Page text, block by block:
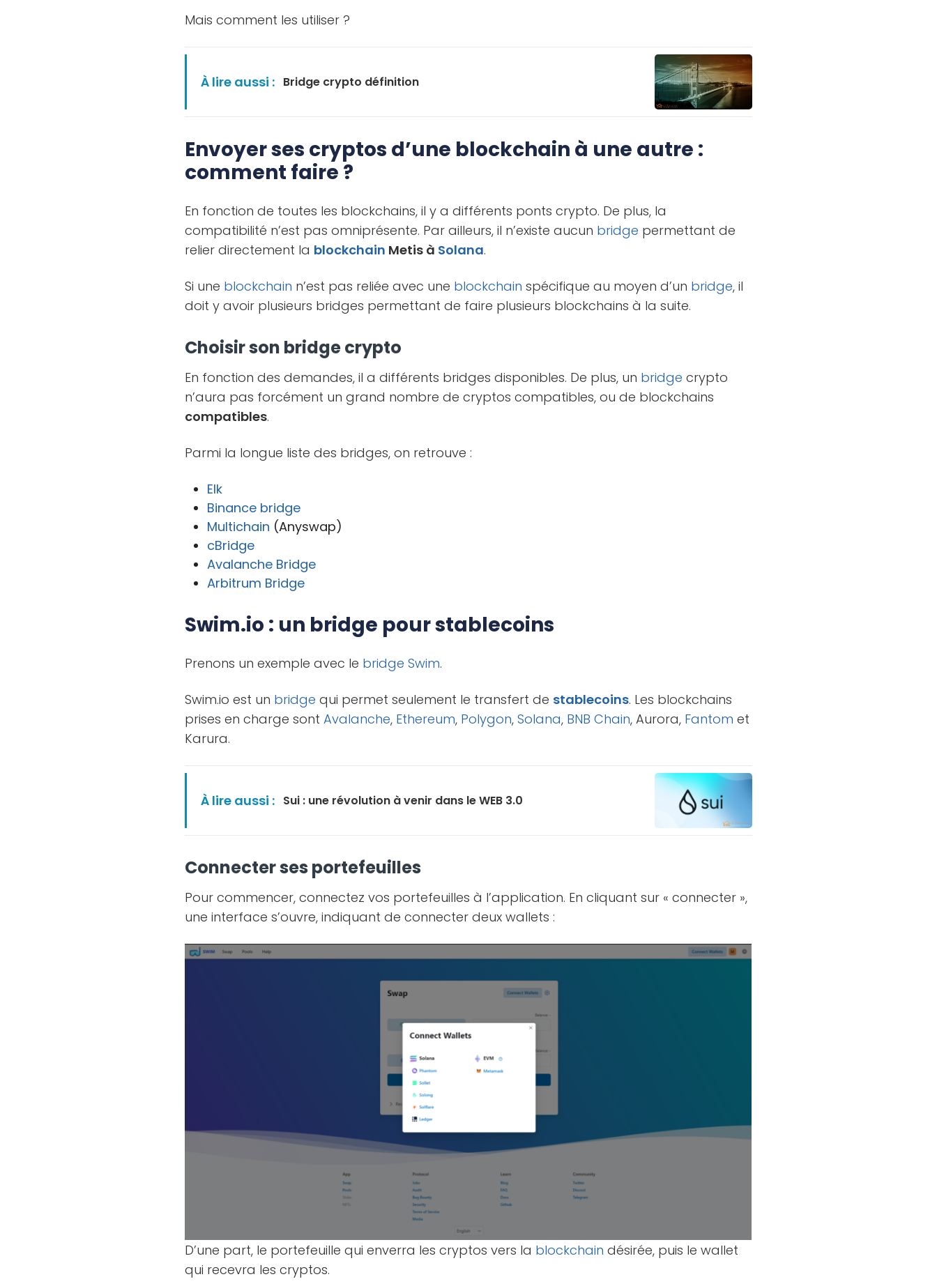
Mais comment les utiliser ?
À lire aussi : Bridge crypto définition
Envoyer ses cryptos d’une blockchain à une autre :
comment faire ?
En fonction de toutes les blockchains, il y a différents ponts crypto. De plus, la
compatibilité n’est pas omniprésente. Par ailleurs, il n’existe aucun bridge permettant de
relier directement la blockchain Metis à Solana.
Si une blockchain n’est pas reliée avec une blockchain spécifique au moyen d’un bridge, il
doit y avoir plusieurs bridges permettant de faire plusieurs blockchains à la suite.
Choisir son bridge crypto
En fonction des demandes, il a différents bridges disponibles. De plus, un bridge crypto
n’aura pas forcément un grand nombre de cryptos compatibles, ou de blockchains
compatibles.
Parmi la longue liste des bridges, on retrouve :
Elk
Binance bridge
Multichain (Anyswap)
cBridge
Avalanche Bridge
Arbitrum Bridge
Swim.io : un bridge pour stablecoins
Prenons un exemple avec le bridge Swim.
Swim.io est un bridge qui permet seulement le transfert de stablecoins. Les blockchains
prises en charge sontAvalanche, Ethereum, Polygon,Solana, BNB Chain, Aurora, Fantom et
Karura.
À lire aussi : Sui : une révolution à venir dans le WEB 3.0
Connecter ses portefeuilles
Pour commencer, connectez vos portefeuilles à l’application. En cliquant sur « connecter »,
une interface s’ouvre, indiquant de connecter deux wallets :
D’une part, le portefeuille qui enverra les cryptos vers la blockchain désirée, puis le wallet
qui recevra les cryptos.